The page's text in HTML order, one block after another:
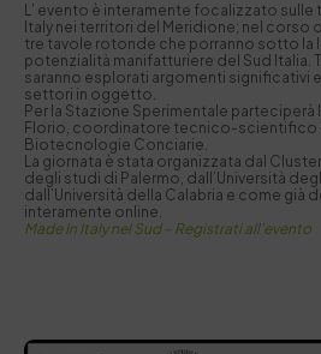
L’ evento è interamente focalizzato sulle
Italy nei territori del Meridione; nel corso
tre tavole rotonde che porranno sotto la
potenzialità manifatturiere del Sud Italia.
saranno esplorati argomenti significativi
settori in oggetto.
Per la Stazione Sperimentale
Florio, coordinatore tecnico-scientifico
Biotecnologie Conciarie.
La giornata è stata organizzata dal Cluster
degli studi di Palermo, dall’Università
dall’Università della Calabria e come già
interamente online.
Made In Italy nel Sud – Registrati all’evento